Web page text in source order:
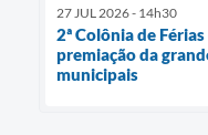
27 JUL 2026 - 14h30
2ª Colônia de
premiação da
municipais